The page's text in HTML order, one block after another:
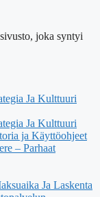
joka syntyi
Ja Kulttuuri
Ja Kulttuuri
ja Käyttöohjeet
– Parhaat
Ja Laskenta